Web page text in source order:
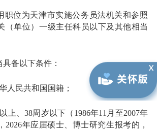
职位为天津市实施公务员法机关和参照
（单位）一级主任科员以下及其他相当
备以下条件：
人民共和国国籍；
以上、38周岁以下（1986年11月至2007年
2026年应届硕士、博士研究生报考的，